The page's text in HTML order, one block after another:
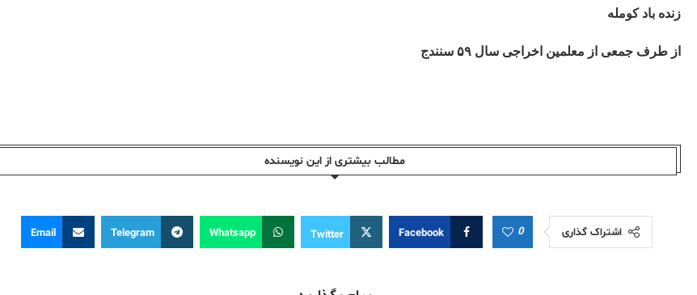
زنده باد کومله
از طرف جمعی از معلمین اخراجی سال ۵۹ سنندج
مطالب بیشتری از این نویسندە
اشتراک گذاری 0
Facebook
Twitter
Whatsapp
Telegram
Email